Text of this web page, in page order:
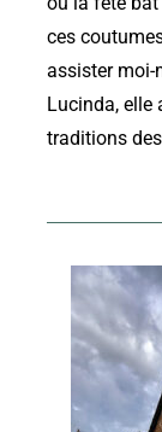
ces
assister moi-
Lucinda, elle
traditions